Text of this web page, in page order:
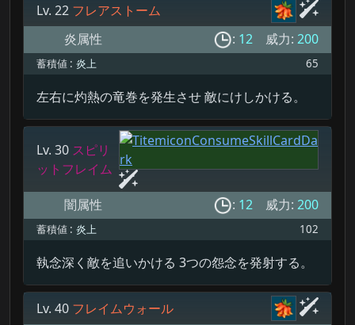
Lv. 22 フレアストーム
炎属性
: 12 威力: 200
蓄積値 : 炎上 65
左右に灼熱の竜巻を発生させ 敵にけしかける。
Lv. 30 スピリ
ットフレイム
闇属性 : 12 威力: 200
蓄積値 : 炎上 102
執念深く敵を追いかける 3つの怨念を発射する。
Lv. 40 フレイムウォール